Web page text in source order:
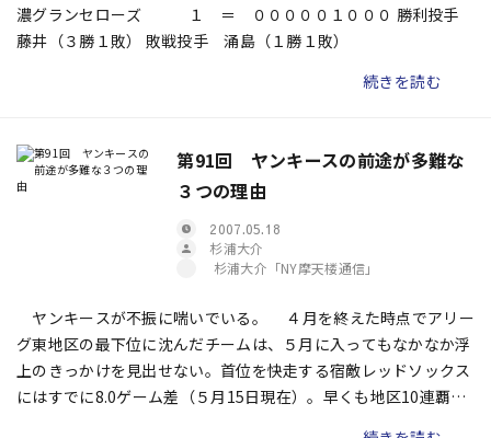
濃グランセローズ １ ＝ ０００００１０００ 勝利投手
藤井（３勝１敗） 敗戦投手 涌島（１勝１敗）
続きを読む
第91回 ヤンキースの前途が多難な
３つの理由
2007.05.18
杉浦大介
杉浦大介「NY摩天楼通信」
ヤンキースが不振に喘いでいる。 ４月を終えた時点でアリー
グ東地区の最下位に沈んだチームは、５月に入ってもなかなか浮
上のきっかけを見出せない。首位を快走する宿敵レッドソックス
にはすでに8.0ゲーム差（５月15日現在）。早くも地区10連覇に